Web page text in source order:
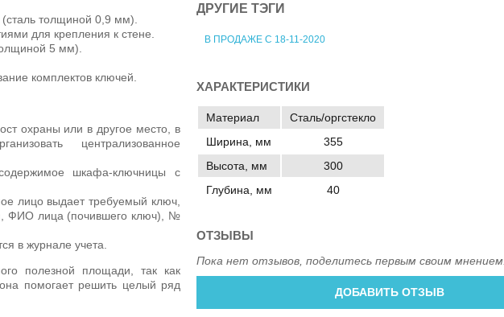
ДРУГИЕ ТЭГИ
В ПРОДАЖЕ С 18-11-2020
толщиной 0,9 мм).
для крепления к стене.
5 мм).
комплектов ключей.
охраны или в другое место, в
централизованное
шкафа-ключницы с
лицо выдает требуемый ключ,
ФИО лица (почившего ключ), №
в журнале учета.
полезной площади, так как
помогает решить целый ряд
ХАРАКТЕРИСТИКИ
Материал
Сталь/оргстекло
Ширина, мм
355
Высота, мм
300
Глубина, мм
40
ОТЗЫВЫ
Пока нет отзывов, поделитесь первым своим мнением.
ДОБАВИТЬ ОТЗЫВ